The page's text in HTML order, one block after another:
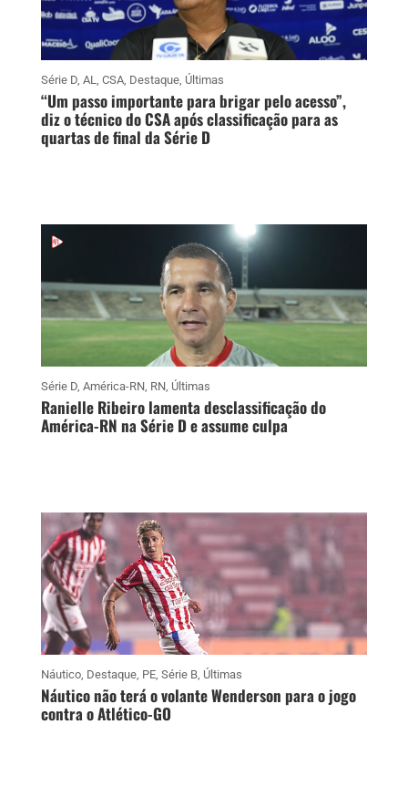
Série D, AL CSA, Destaque, Últimas
“Um passo importante para brigar pelo acesso”,
diz o técnico do CSA após classificação para as
quartas de final da Série D
Série D, América-RN, RN, Últimas
Ranielle Ribeiro lamenta desclassificação do
América-RN na Série D e assume culpa
Náutico, Destaque, PE, Série B, Últimas
Náutico não terá o volante Wenderson para o jogo
contra o Atlético-GO